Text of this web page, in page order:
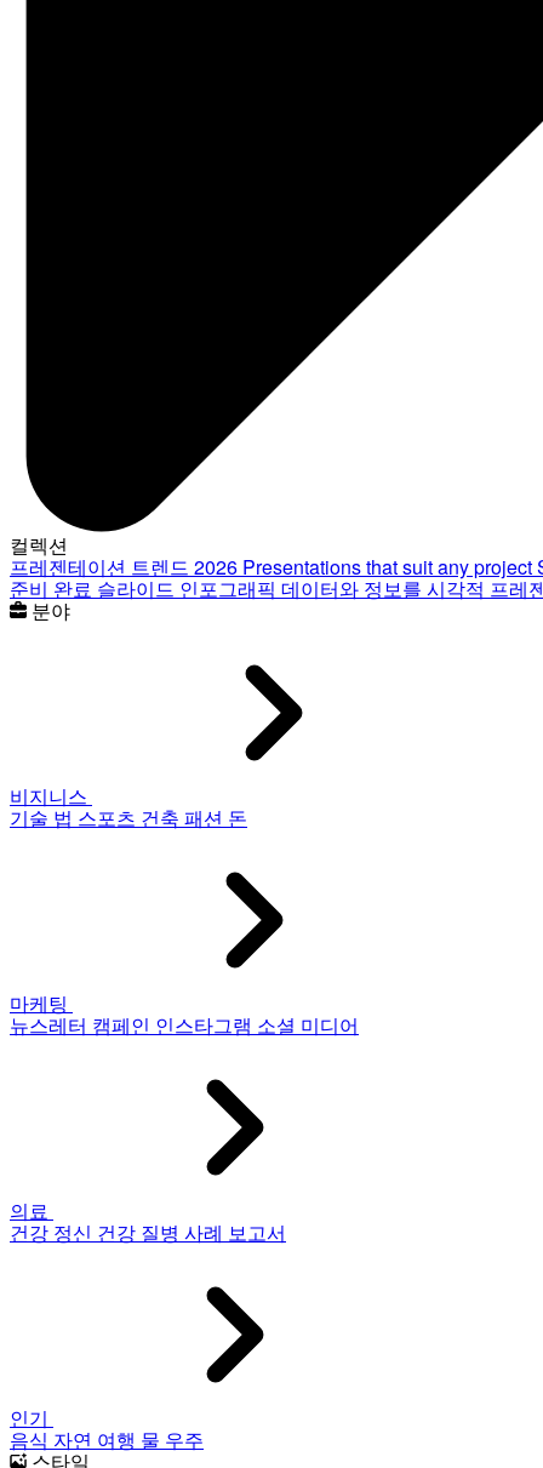
컬렉션
프레젠테이션 트렌드 2026 Presentations that suit any project
준비 완료 슬라이드 인포그래픽 데이터와 정보를 시각적 프레
분야
비지니스
기술 법 스포츠 건축 패션 돈
마케팅
뉴스레터 캠페인 인스타그램 소셜 미디어
의료
건강 정신 건강 질병 사례 보고서
인기
음식 자연 여행 물 우주
스타일